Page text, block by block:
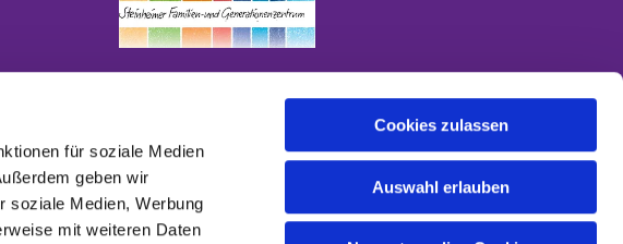
für soziale Medien
geben wir
soziale Medien, Werbung
mit weiteren Daten
Cookies zulassen
Auswahl erlauben
an.